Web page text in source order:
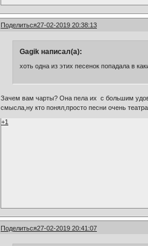
Поделиться27-02-2019 20:38:13
Gagik написал(а):
хоть одна из этих песенок попадала в
Зачем вам чарты? Она пела их с большим
смысла,ну кто понял,просто песни очень
+1
Поделиться27-02-2019 20:41:07